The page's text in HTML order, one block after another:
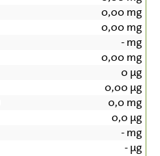
0,00 mg
0,00 mg
-mg
0,00 mg
0 µg
0,00 µg
0,0 mg
0,0 µg
-mg
-µg